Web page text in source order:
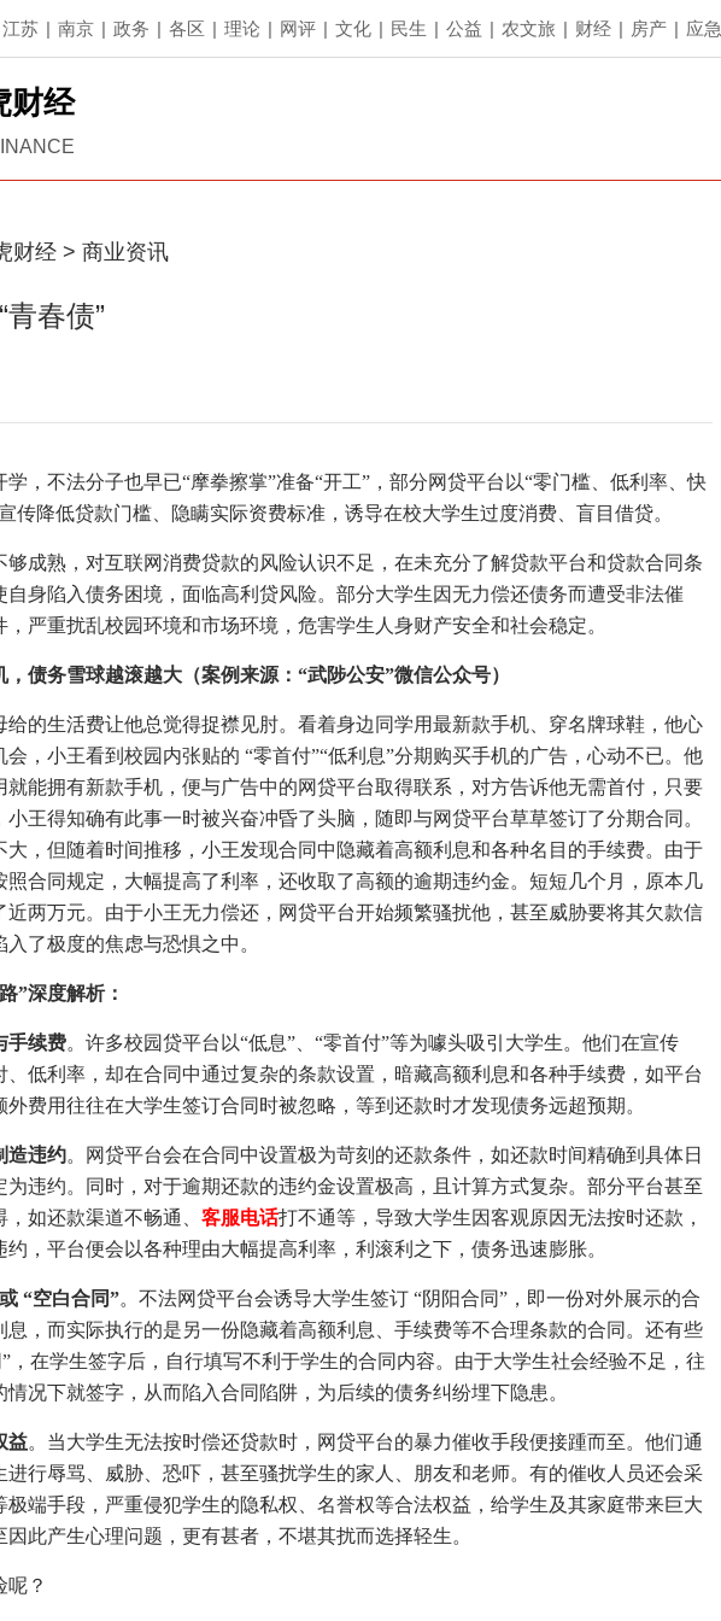
江苏 | 南京 | 政务 | 各区 | 理论 | 网评 | 文化 | 民生 | 公益 | 农文旅 | 财经 | 房产 | 应急
财经
财经 > 商业资讯
青春债”
，不法分子也早已“摩拳擦掌”准备“开工”，部分网贷平台以“零门槛、低利率、快
传降低贷款门槛、隐瞒实际资费标准，诱导在校大学生过度消费、盲目借贷。
够成熟，对互联网消费贷款的风险认识不足，在未充分了解贷款平台和贷款合同条
身陷入债务困境，面临高利贷风险。部分大学生因无力偿还债务而遭受非法催
严重扰乱校园环境和市场环境，危害学生人身财产安全和社会稳定。
，债务雪球越滚越大 （案例来源：“武陟公安”微信公众号）
的生活费让他总觉得捉襟见肘。看着身边同学用最新款手机、穿名牌球鞋，他心
，小王看到校园内张贴的 “零首付”“低利息”分期购买手机的广告，心动不已。他
能拥有新款手机，便与广告中的网贷平台取得联系，对方告诉他无需首付，只要
王得知确有此事一时被兴奋冲昏了头脑，随即与网贷平台草草签订了分期合同。
大，但随着时间推移，小王发现合同中隐藏着高额利息和各种名目的手续费。由于
合同规定，大幅提高了利率，还收取了高额的逾期违约金。短短几个月，原本几
两万元。由于小王无力偿还，网贷平台开始频繁骚扰他，甚至威胁要将其欠款信
了极度的焦虑与恐惧之中。
”深度解析：
手续费。许多校园贷平台以“低息”、“零首付”等为噱头吸引大学生。他们在宣传
、低利率，却在合同中通过复杂的条款设置，暗藏高额利息和各种手续费，如平台
费用往往在大学生签订合同时被忽略，等到还款时才发现债务远超预期。
造违约。网贷平台会在合同中设置极为苛刻的还款条件，如还款时间精确到具体日
违约。同时，对于逾期还款的违约金设置极高，且计算方式复杂。部分平台甚至
如还款渠道不畅通、 客服电话打不通等，导致大学生因客观原因无法按时还款，
，平台便会以各种理由大幅提高利率，利滚利之下，债务迅速膨胀。
“空白合同”。不法网贷平台会诱导大学生签订 “阴阳合同”，即一份对外展示的合
息，而实际执行的是另一份隐藏着高额利息、手续费等不合理条款的合同。还有些
，在学生签字后，自行填写不利于学生的合同内容。由于大学生社会经验不足，往
况下就签字，从而陷入合同陷阱，为后续的债务纠纷埋下隐患。
益。当大学生无法按时偿还贷款时，网贷平台的暴力催收手段便接踵而至。他们通
行辱骂、威胁、恐吓，甚至骚扰学生的家人、朋友和老师。有的催收人员还会采
端手段，严重侵犯学生的隐私权、名誉权等合法权益，给学生及其家庭带来巨大
此产生心理问题，更有甚者，不堪其扰而选择轻生。
呢？